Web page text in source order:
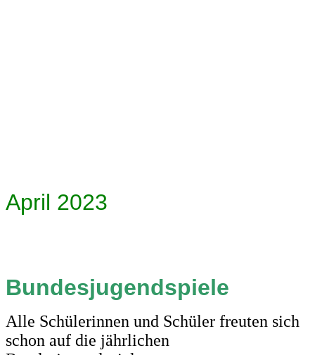
April 2023
Bundesjugendspiele
Alle Schülerinnen und Schüler freuten sich
schon auf die jährlichen